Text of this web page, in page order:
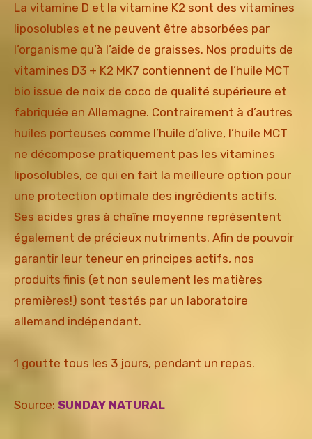
La vitamine D et la vitamine K2 sont des vitamines
liposolubles et ne peuvent être absorbées par
l’organisme qu’à l’aide de graisses. Nos produits de
vitamines D3 + K2 MK7 contiennent de l’huile MCT
bio issue de noix de coco de qualité supérieure et
fabriquée en Allemagne. Contrairement à d’autres
huiles porteuses comme l’huile d’olive, l’huile MCT
ne décompose pratiquement pas les vitamines
liposolubles, ce qui en fait la meilleure option pour
une protection optimale des ingrédients actifs.
Ses acides gras à chaîne moyenne représentent
également de précieux nutriments. Afin de pouvoir
garantir leur teneur en principes actifs, nos
produits finis (et non seulement les matières
premières!) sont testés par un laboratoire
allemand indépendant.
1 goutte tous les 3 jours, pendant un repas.
Source: SUNDAY NATURAL